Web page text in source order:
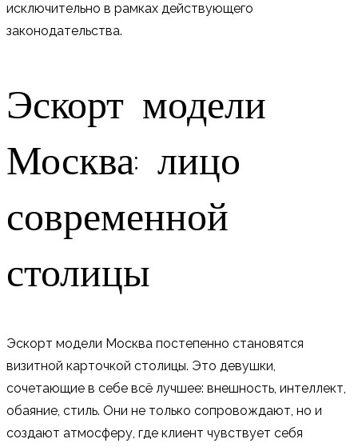
исключительно в рамках действующего
законодательства.
Эскорт модели
Москва: лицо
современной
столицы
Эскорт модели Москва постепенно становятся
визитной карточкой столицы. Это девушки,
сочетающие в себе всё лучшее: внешность, интеллект,
обаяние, стиль. Они не только сопровождают, но и
создают атмосферу, где клиент чувствует себя